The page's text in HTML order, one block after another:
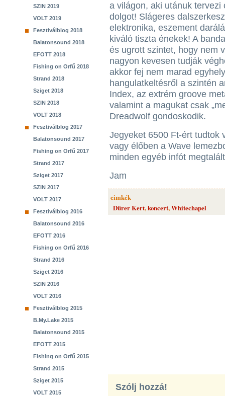
SZIN 2019
VOLT 2019
Fesztiválblog 2018
Balatonsound 2018
EFOTT 2018
Fishing on Orfű 2018
Strand 2018
Sziget 2018
SZIN 2018
VOLT 2018
Fesztiválblog 2017
Balatonsound 2017
Fishing on Orfű 2017
Strand 2017
Sziget 2017
SZIN 2017
VOLT 2017
Fesztiválblog 2016
Balatonsound 2016
EFOTT 2016
Fishing on Orfű 2016
Strand 2016
Sziget 2016
SZIN 2016
VOLT 2016
Fesztiválblog 2015
B.My.Lake 2015
Balatonsound 2015
EFOTT 2015
Fishing on Orfű 2015
Strand 2015
Sziget 2015
VOLT 2015
a világon, aki utánuk tervezi
dolgot! Slágeres
elektronika, eszement
kiváló tiszta énekek! A
és ugrott szintet, hogy nem
nagyon kevesen tudják
akkor fej nem marad
hangulatkeltésről a szintén
Index, az extrém groove
valamint a magukat csak
Dreadwolf gondoskodik.
Jegyeket 6500 Ft-ért tudtok
vagy élőben a Wave
minden egyéb infót
Jam
cimkék
Dürer Kert,koncert,Whitechapel
Szólj hozzá!